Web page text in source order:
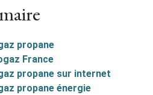
propane
France
propane sur internet
propane énergie